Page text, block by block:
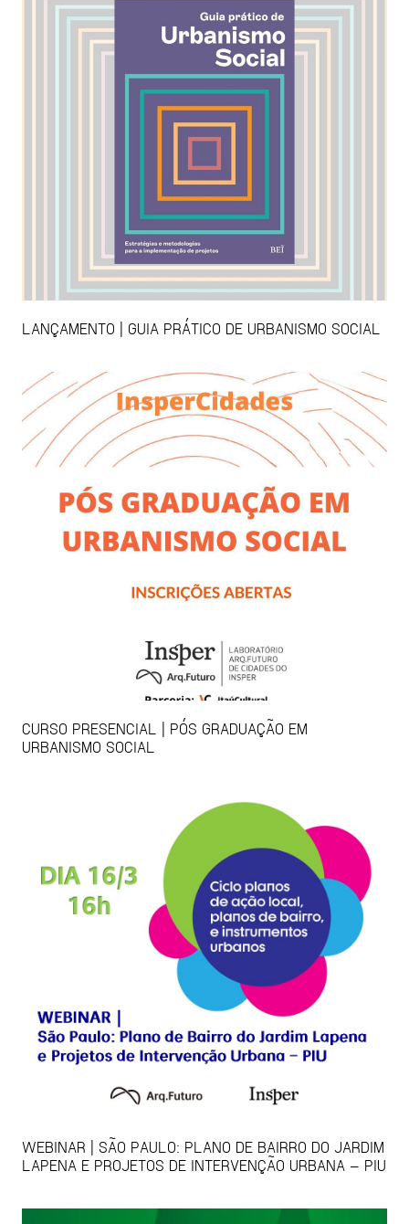
LANÇAMENTO | GUIA PRÁTICO DE URBANISMO SOCIAL
CURSO PRESENCIAL | PÓS GRADUAÇÃO EM
URBANISMO SOCIAL
WEBINAR | SÃO PAULO: PLANO DE BAIRRO DO JARDIM
LAPENA E PROJETOS DE INTERVENÇÃO URBANA – PIU